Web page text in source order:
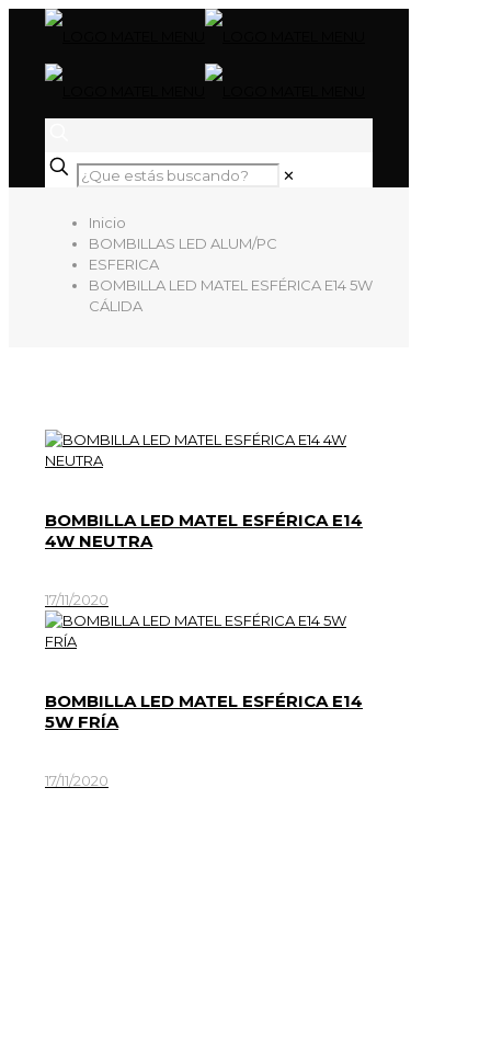
✕
Inicio
BOMBILLAS LED ALUM/PC
ESFERICA
BOMBILLA LED MATEL ESFÉRICA E14 5W
CÁLIDA
BOMBILLA LED MATEL ESFÉRICA E14
4W NEUTRA
17/11/2020
BOMBILLA LED MATEL ESFÉRICA E14
5W FRÍA
17/11/2020